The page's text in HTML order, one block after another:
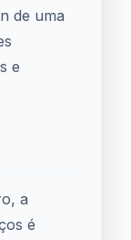
de uma
e
a
é